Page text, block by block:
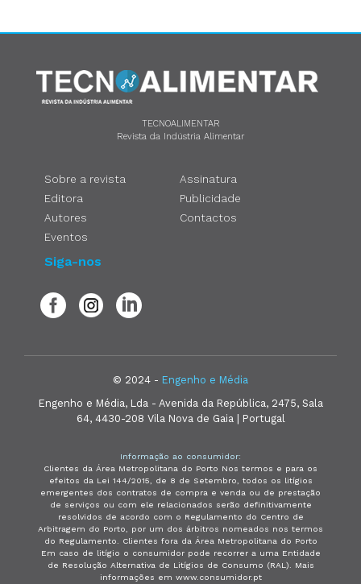
TECNOALIMENTAR
Revista da Indústria Alimentar
Sobre a revista
Editora
Autores
Eventos
Assinatura
Publicidade
Contactos
Siga-nos
© 2024 - Engenho e Média
Engenho e Média, Lda - Avenida da República, 2475, Sala
64, 4430-208 Vila Nova de Gaia | Portugal
Informação ao consumidor:
Clientes da Área Metropolitana do Porto Nos termos e para os
efeitos da Lei 144/2015, de 8 de Setembro, todos os litígios
emergentes dos contratos de compra e venda ou de prestação
de serviços ou com ele relacionados serão definitivamente
resolvidos de acordo com o Regulamento do Centro de
Arbitragem do Porto, por um dos árbitros nomeados nos termos
do Regulamento. Clientes fora da Área Metropolitana do Porto
Em caso de litígio o consumidor pode recorrer a uma Entidade
de Resolução Alternativa de Litígios de Consumo (RAL). Mais
informações em www.consumidor.pt